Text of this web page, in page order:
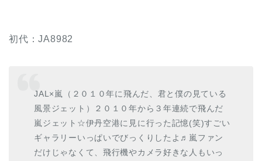
初代：JA8982
JAL×嵐（２０１０年に飛んだ、君と僕の見ている
風景ジェット）２０１０年から３年連続で飛んだ
嵐ジェット☆伊丹空港に見に行った記憶(笑)すごい
ギャラリーいっぱいでびっくりしたよ♬嵐ファン
だけじゃなくて、飛行機やカメラ好きな人もいっ